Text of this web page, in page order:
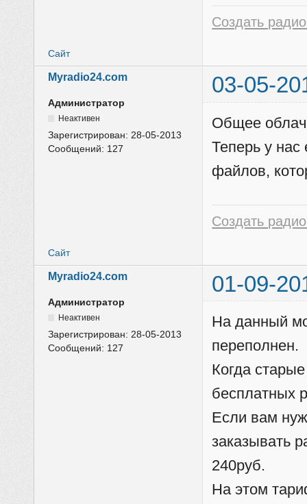
Создать
Сайт
Myradio24.com 03-05-
Администратор
Неактивен
Зарегистрирован:28-05-2013
Сообщений: 127
Общее
Теперь у нас
файлов,
Создать
Сайт
Myradio24.com 01-09-
Администратор
Неактивен
Зарегистрирован:28-05-2013
Сообщений: 127
На данный
переполнен.
Когда
бесплатных
Если вам
заказывать
240руб.
На этом